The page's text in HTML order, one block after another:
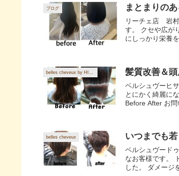
ブログ まとまりの
リーチェ店 岩
す。 クセや広が
にしっかり栄養
belles cheveux by HISAO 髪質改善＆
ベルシュヴーヒ
とにかく綺麗に
Before After お問
belles cheveux いつまでも
ベルシュヴード
なお客様です。
した。 ダメージ